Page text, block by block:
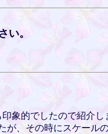
い。
象的でしたので紹介
、その時にスケー